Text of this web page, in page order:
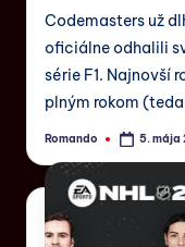
Codemasters už
oficiálne odhalili
série F1. Najnovší
plným rokom
Romando 5. mája